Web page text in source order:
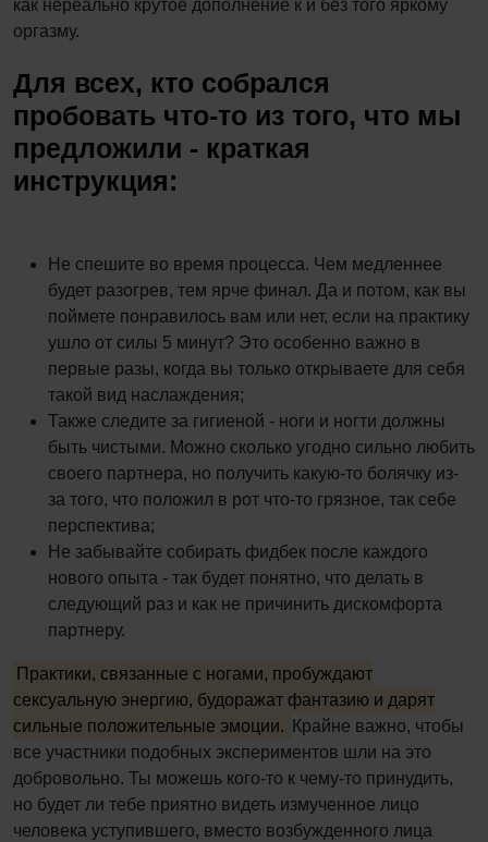
как нереально крутое дополнение к и без того яркому
оргазму.
Для всех, кто собрался
пробовать что-то из того, что мы
предложили - краткая
инструкция:
Не спешите во время процесса. Чем медленнее
будет разогрев, тем ярче финал. Да и потом, как вы
поймете понравилось вам или нет, если на практику
ушло от силы 5 минут? Это особенно важно в
первые разы, когда вы только открываете для себя
такой вид наслаждения;
Также следите за гигиеной - ноги и ногти должны
быть чистыми. Можно сколько угодно сильно любить
своего партнера, но получить какую-то болячку из-
за того, что положил в рот что-то грязное, так себе
перспектива;
Не забывайте собирать фидбек после каждого
нового опыта - так будет понятно, что делать в
следующий раз и как не причинить дискомфорта
партнеру.
Практики, связанные с ногами, пробуждают
сексуальную энергию, будоражат фантазию и дарят
сильные положительные эмоции.
Крайне важно, чтобы
все участники подобных экспериментов шли на это
добровольно. Ты можешь кого-то к чему-то принудить,
но будет ли тебе приятно видеть измученное лицо
человека уступившего, вместо возбужденного лица